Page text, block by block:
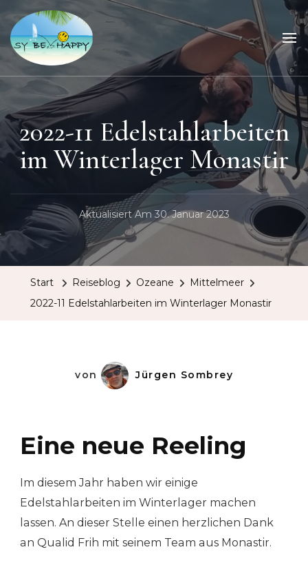
Sailing Be Happy
ein Traum wird wahr
2022-11 Edelstahlarbeiten
im Winterlager Monastir
Aktualisiert Am30. Januar 2023
Start Reiseblog Ozeane
Mittelmeer
2022-11 Edelstahlarbeiten im Winterlager Monastir
von Jürgen Sombrey
Eine neue Reeling
Im diesem Jahr haben wir einige
Edelstahlarbeiten im Winterlager machen
lassen. An dieser Stelle einen herzlichen Dank
an Qualid Frih mit seinem Team aus Monastir.